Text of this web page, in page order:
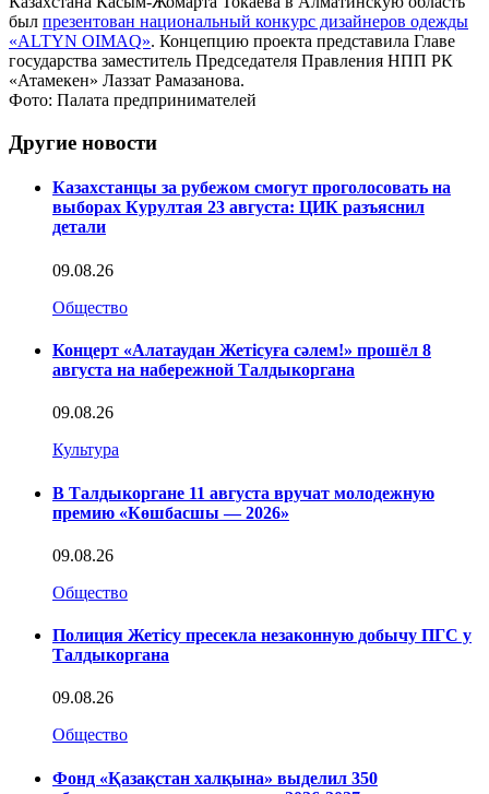
был презентован национальный конкурс дизайнеров одежды
«ALTYN OIMAQ». Концепцию проекта представила Главе
государства заместитель Председателя Правления НПП РК
«Атамекен» Лаззат Рамазанова.
Фото: Палата предпринимателей
Другие новости
Казахстанцы за рубежом смогут проголосовать на
выборах Курултая 23 августа: ЦИК разъяснил
детали
09.08.26
Общество
Концерт «Алатаудан Жетісуға сәлем!» прошёл 8
августа на набережной Талдыкоргана
09.08.26
Культура
В Талдыкоргане 11 августа вручат молодежную
премию «Көшбасшы — 2026»
09.08.26
Общество
Полиция Жетісу пресекла незаконную добычу ПГС у
Талдыкоргана
09.08.26
Общество
Фонд «Қазақстан халқына» выделил 350